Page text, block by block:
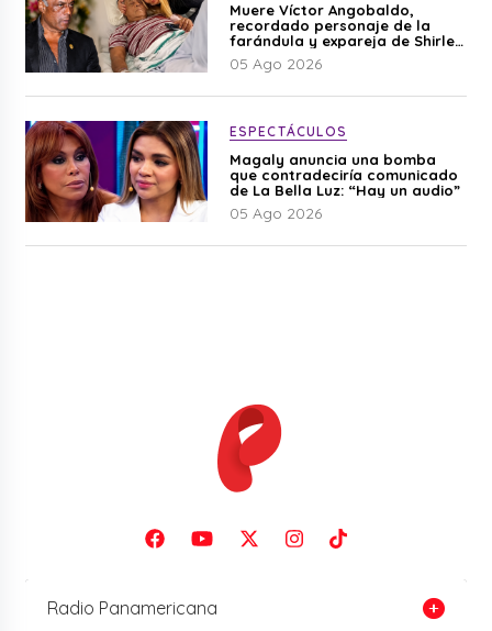
Muere Víctor Angobaldo,
recordado personaje de la
farándula y expareja de Shirley
Cherres
05 Ago 2026
ESPECTÁCULOS
Magaly anuncia una bomba
que contradeciría comunicado
de La Bella Luz: “Hay un audio”
05 Ago 2026
Radio Panamericana